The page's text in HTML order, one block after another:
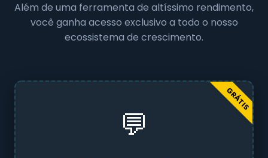
Além de uma ferramenta de altíssimo rendimento,
você ganha acesso exclusivo a todo o nosso
ecossistema de crescimento.
GRÁTIS
💬